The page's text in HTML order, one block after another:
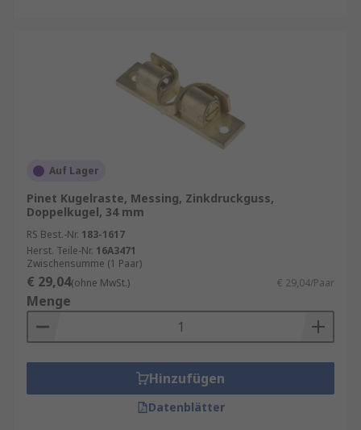
Auf Lager
Pinet Kugelraste, Messing, Zinkdruckguss,
Doppelkugel, 34 mm
RS Best.-Nr. 183-1617
Herst. Teile-Nr. 16A3471
Zwischensumme (1 Paar)
€ 29,04(ohne MwSt.) € 29,04/Paar
Menge
Hinzufügen
Datenblätter